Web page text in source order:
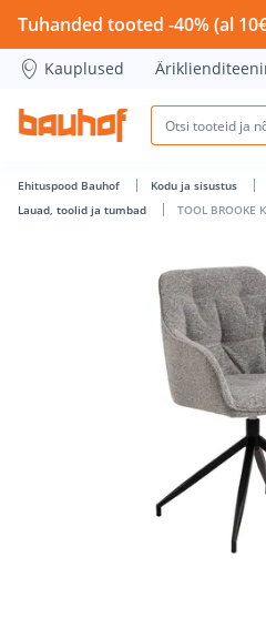
TOOL BROOKE
Tuhanded tooted -40% (al
Kauplused
Ehituspood Bauhof Kodu ja sisustus
Lauad, toolid ja tumbad
TOOL BROOKE